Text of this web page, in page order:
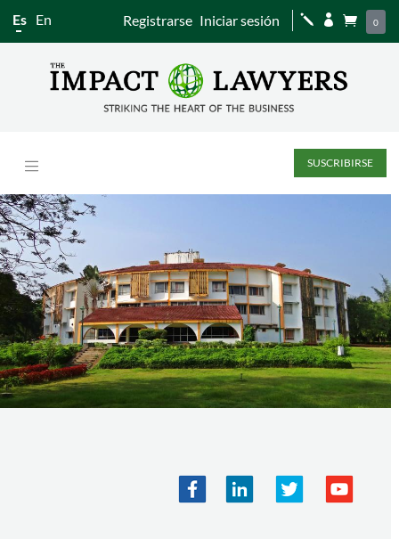
Es En Registrarse Iniciar sesión j   0
SUSCRIBIRSE